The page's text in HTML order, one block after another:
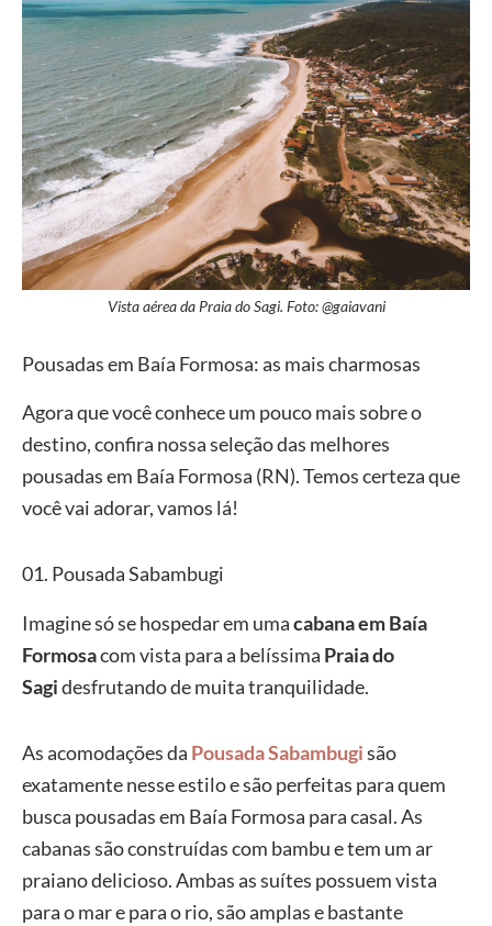
Vista aérea da Praia do Sagi. Foto: @gaiavani
Pousadas em Baía Formosa: as mais charmosas
Agora que você conhece um pouco mais sobre o
destino, confira nossa seleção das melhores
pousadas em Baía Formosa (RN). Temos certeza que
você vai adorar, vamos lá!
01. Pousada Sabambugi
Imagine só se hospedar em umacabana em Baía
Formosacom vista para a belíssima Praia do
Sagidesfrutando de muita tranquilidade.
As acomodações da Pousada Sabambugisão
exatamente nesse estilo e são perfeitas para quem
busca pousadas em Baía Formosa para casal. As
cabanas são construídas com bambu e tem um ar
praiano delicioso. Ambas as suítes possuem vista
para o mar e para o rio, são amplas e bastante